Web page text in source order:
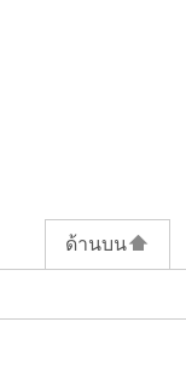
ด้านบน